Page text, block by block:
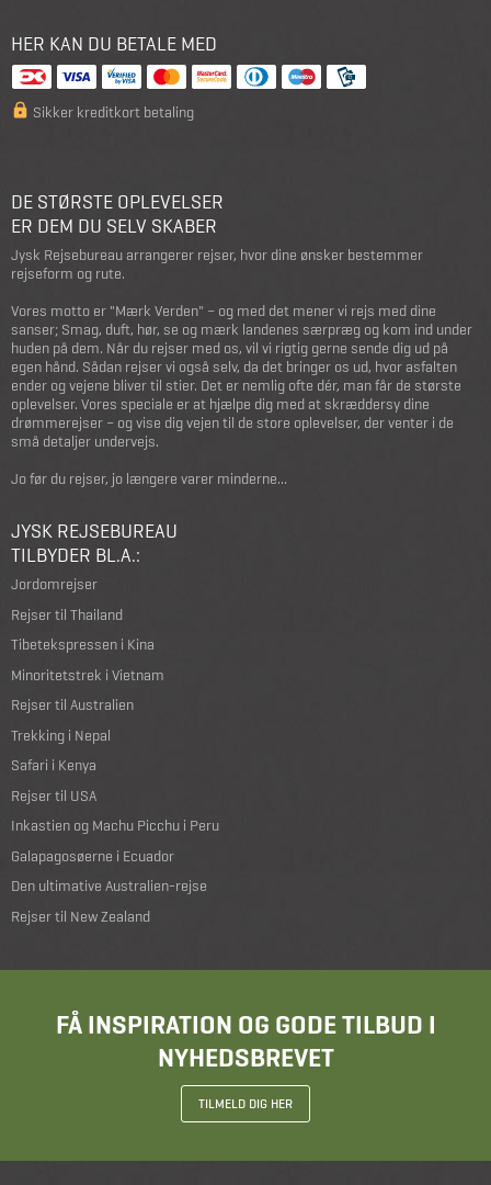
HER KAN DU BETALE MED
Sikker kreditkort betaling
DE STØRSTE OPLEVELSER
ER DEM DU SELV SKABER
Jysk Rejsebureau arrangerer rejser, hvor dine ønsker bestemmer
rejseform og rute.
Vores motto er "Mærk Verden" – og med det mener vi rejs med dine
sanser; Smag, duft, hør, se og mærk landenes særpræg og kom ind under
huden på dem. Når du rejser med os, vil vi rigtig gerne sende dig ud på
egen hånd. Sådan rejser vi også selv, da det bringer os ud, hvor asfalten
ender og vejene bliver til stier. Det er nemlig ofte dér, man får de største
oplevelser. Vores speciale er at hjælpe dig med at skræddersy dine
drømmerejser – og vise dig vejen til de store oplevelser, der venter i de
små detaljer undervejs.
Jo før du rejser, jo længere varer minderne...
JYSK REJSEBUREAU
TILBYDER BL.A.:
Jordomrejser
Rejser til Thailand
Tibetekspressen i Kina
Minoritetstrek i Vietnam
Rejser til Australien
Trekking i Nepal
Safari i Kenya
Rejser til USA
Inkastien og Machu Picchu i Peru
Galapagosøerne i Ecuador
Den ultimative Australien-rejse
Rejser til New Zealand
FÅ INSPIRATION OG GODE TILBUD I
NYHEDSBREVET
TILMELD DIG HER